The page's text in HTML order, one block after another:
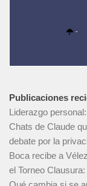
-
Publicaciones
Liderazgo
Chats de Claude
debate por la
Boca recibe a
el Torneo